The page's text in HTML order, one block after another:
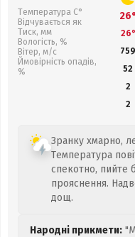
Температура С°
Відчувається як
Тиск, мм
Вологість, %
Вітер, м/с
Ймовірність опадів,
%
26°
26°
759
52
2
2
Зранку хмарно,
Температура
спекотно, пийте
прояснення.
дощ.
Народні прикмети: